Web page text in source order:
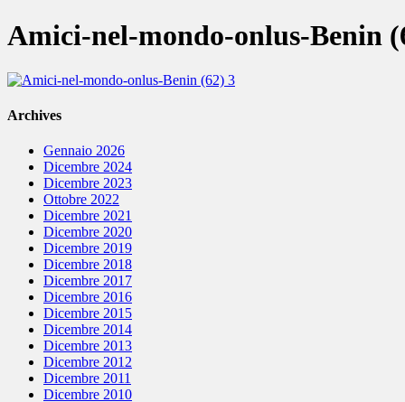
Amici-nel-mondo-onlus-Benin
Archives
Gennaio 2026
Dicembre 2024
Dicembre 2023
Ottobre 2022
Dicembre 2021
Dicembre 2020
Dicembre 2019
Dicembre 2018
Dicembre 2017
Dicembre 2016
Dicembre 2015
Dicembre 2014
Dicembre 2013
Dicembre 2012
Dicembre 2011
Dicembre 2010